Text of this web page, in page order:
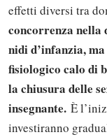
effetti diversi tra
concorrenza nella
nidi d’infanzia,
fisiologico calo di
la chiusura delle
insegnante. È
investiranno
Solo gli